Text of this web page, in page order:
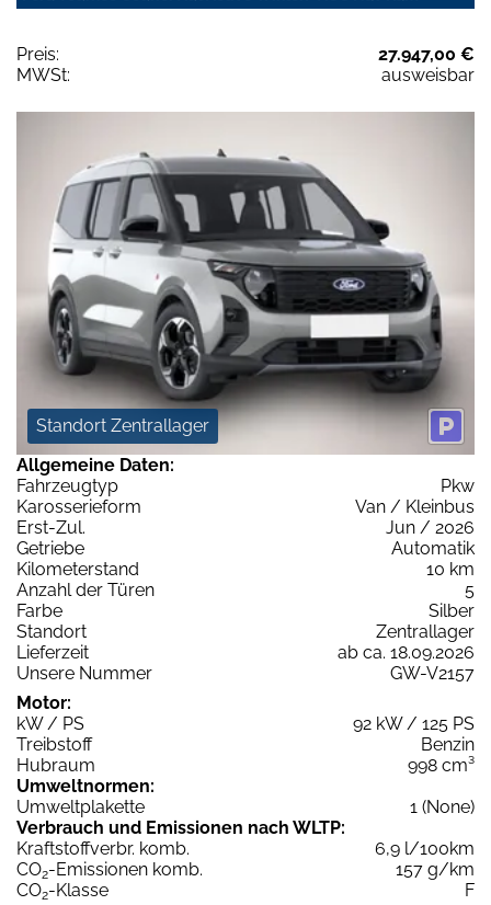
Preis:
27.947,00 €
MWSt:
ausweisbar
Standort Zentrallager
Allgemeine Daten:
Fahrzeugtyp
Pkw
Karosserieform
Van / Kleinbus
Erst-Zul.
Jun / 2026
Getriebe
Automatik
Kilometerstand
10 km
Anzahl der Türen
5
Farbe
Silber
Standort
Zentrallager
Lieferzeit
ab ca. 18.09.2026
Unsere Nummer
GW-V2157
Motor:
kW / PS
92 kW / 125 PS
Treibstoff
Benzin
Hubraum
998 cm³
Umweltnormen:
Umweltplakette
1 (None)
Verbrauch und Emissionen nach WLTP:
Kraftstoffverbr. komb.
6,9 l/100km
CO2-Emissionen komb.
157 g/km
CO2-Klasse
F